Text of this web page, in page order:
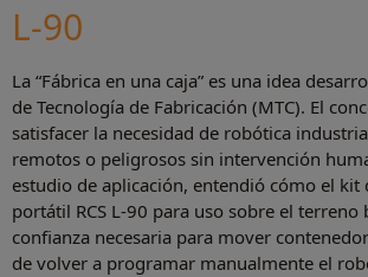
L-90
La “Fábrica en una caja” es una idea
de Tecnología de Fabricación (MTC). El
satisfacer la necesidad de robótica
remotos o peligrosos sin intervención
estudio de aplicación, entendió cómo el kit
portátil RCS L-90 para uso sobre el terreno
confianza necesaria para mover
de volver a programar manualmente el